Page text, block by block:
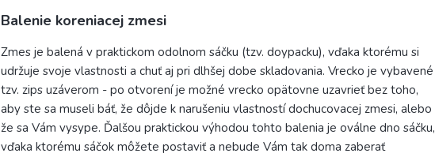
Balenie koreniacej zmesi
Zmes je balená v praktickom odolnom sáčku (tzv. doypacku), vďaka ktorému si
udržuje svoje vlastnosti a chuť aj pri dlhšej dobe skladovania. Vrecko je vybavené
tzv. zips uzáverom - po otvorení je možné vrecko opätovne uzavrieť bez toho,
aby ste sa museli báť, že dôjde k narušeniu vlastností dochucovacej zmesi, alebo
že sa Vám vysype. Ďalšou praktickou výhodou tohto balenia je oválne dno sáčku,
vďaka ktorému sáčok môžete postaviť a nebude Vám tak doma zaberať